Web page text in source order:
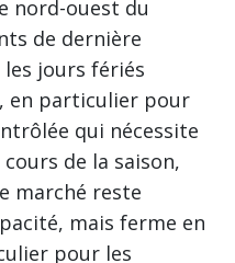
nord-ouest du
de dernière
jours fériés
en particulier pour
qui nécessite
de la saison,
marché reste
mais ferme en
pour les